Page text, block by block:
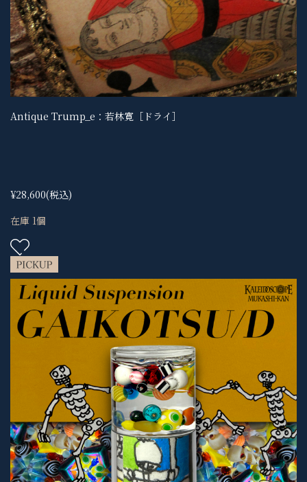
Antique Trump_e：若林寛［ドライ］
¥28,600(税込)
在庫 1個